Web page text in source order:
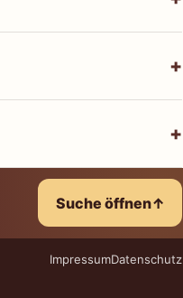
Suche öffnen↑
ImpressumDatenschutz